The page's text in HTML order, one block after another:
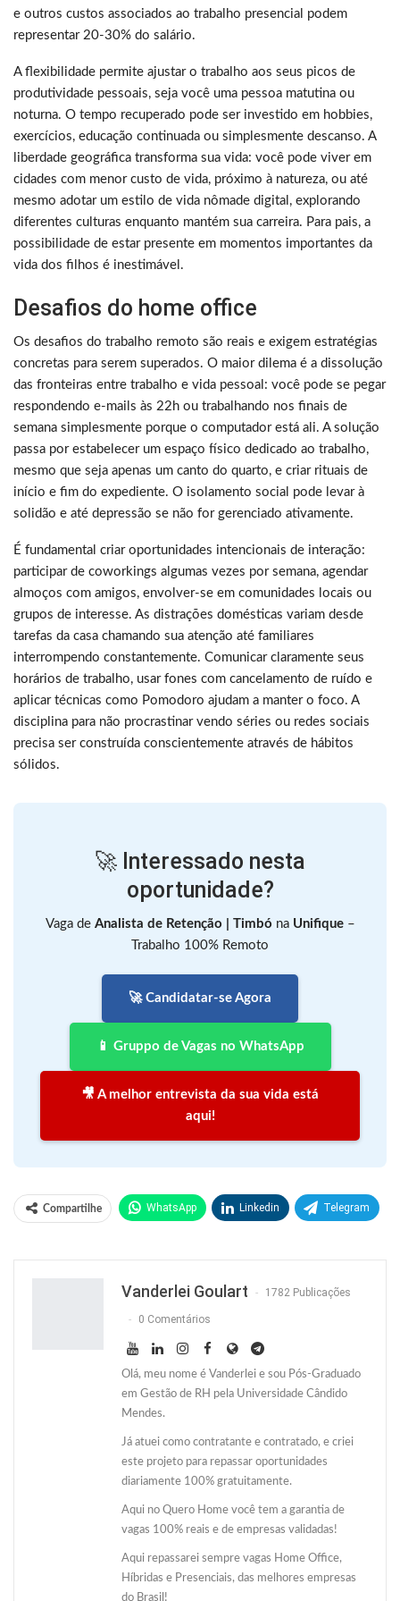
e outros custos associados ao trabalho presencial podem
representar 20-30% do salário.
A flexibilidade permite ajustar o trabalho aos seus picos de
produtividade pessoais, seja você uma pessoa matutina ou
noturna. O tempo recuperado pode ser investido em hobbies,
exercícios, educação continuada ou simplesmente descanso. A
liberdade geográfica transforma sua vida: você pode viver em
cidades com menor custo de vida, próximo à natureza, ou até
mesmo adotar um estilo de vida nômade digital, explorando
diferentes culturas enquanto mantém sua carreira. Para pais, a
possibilidade de estar presente em momentos importantes da
vida dos filhos é inestimável.
Desafios do home office
Os desafios do trabalho remoto são reais e exigem estratégias
concretas para serem superados. O maior dilema é a dissolução
das fronteiras entre trabalho e vida pessoal: você pode se pegar
respondendo e-mails às 22h ou trabalhando nos finais de
semana simplesmente porque o computador está ali. A solução
passa por estabelecer um espaço físico dedicado ao trabalho,
mesmo que seja apenas um canto do quarto, e criar rituais de
início e fim do expediente. O isolamento social pode levar à
solidão e até depressão se não for gerenciado ativamente.
É fundamental criar oportunidades intencionais de interação:
participar de coworkings algumas vezes por semana, agendar
almoços com amigos, envolver-se em comunidades locais ou
grupos de interesse. As distrações domésticas variam desde
tarefas da casa chamando sua atenção até familiares
interrompendo constantemente. Comunicar claramente seus
horários de trabalho, usar fones com cancelamento de ruído e
aplicar técnicas como Pomodoro ajudam a manter o foco. A
disciplina para não procrastinar vendo séries ou redes sociais
precisa ser construída conscientemente através de hábitos
sólidos.
🚀 Interessado nesta
oportunidade?
Vaga de Analista de Retenção | Timbó na Unifique–
Trabalho 100% Remoto
🚀 Candidatar-se Agora
📱 Gruppo de Vagas no WhatsApp
🎥 A melhor entrevista da sua vida está
aqui!
Compartilhe WhatsApp Linkedin Telegram
Vanderlei Goulart 1782 Publicações
0 Comentários
Olá, meu nome é Vanderlei e sou Pós-Graduado
em Gestão de RH pela Universidade Cândido
Mendes.
Já atuei como contratante e contratado, e criei
este projeto para repassar oportunidades
diariamente 100% gratuitamente.
Aqui no Quero Home você tem a garantia de
vagas 100% reais e de empresas validadas!
Aqui repassarei sempre vagas Home Office,
Híbridas e Presenciais, das melhores empresas
do Brasil!